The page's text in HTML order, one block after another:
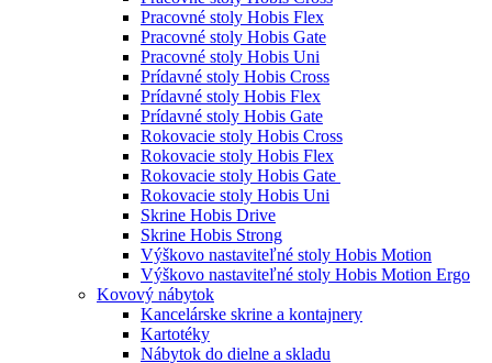
Pracovné stoly Hobis Flex
Pracovné stoly Hobis Gate
Pracovné stoly Hobis Uni
Prídavné stoly Hobis Cross
Prídavné stoly Hobis Flex
Prídavné stoly Hobis Gate
Rokovacie stoly Hobis Cross
Rokovacie stoly Hobis Flex
Rokovacie stoly Hobis Gate
Rokovacie stoly Hobis Uni
Skrine Hobis Drive
Skrine Hobis Strong
Výškovo nastaviteľné stoly Hobis Motion
Výškovo nastaviteľné stoly Hobis Motion Ergo
Kovový nábytok
Kancelárske skrine a kontajnery
Kartotéky
Nábytok do dielne a skladu